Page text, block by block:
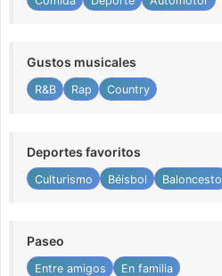
Gustos musicales
R&B Rap Country
Deportes favoritos
Culturismo Béisbol Baloncesto
Paseo
Entre amigos En familia